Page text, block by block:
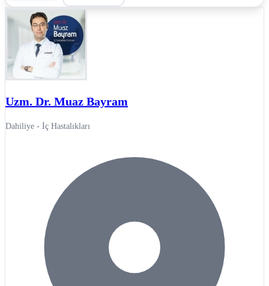
Uzm. Dr. Muaz Bayram
Dahiliye - İç Hastalıkları